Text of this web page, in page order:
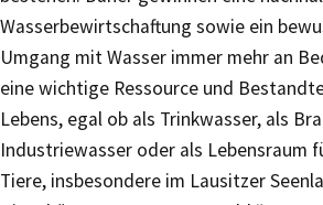
Wasserbewirtschaftung sowie ein
Umgang mit Wasser immer mehr an
eine wichtige Ressource und
Lebens, egal ob als Trinkwasser, als
Industriewasser oder als Lebensraum
Tiere, insbesondere im Lausitzer